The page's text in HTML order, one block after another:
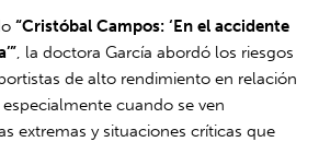
“Cristóbal Campos: ‘En el accidente
, la doctora García abordó los riesgos
de alto rendimiento en relación
cuando se ven
extremas y situaciones críticas que